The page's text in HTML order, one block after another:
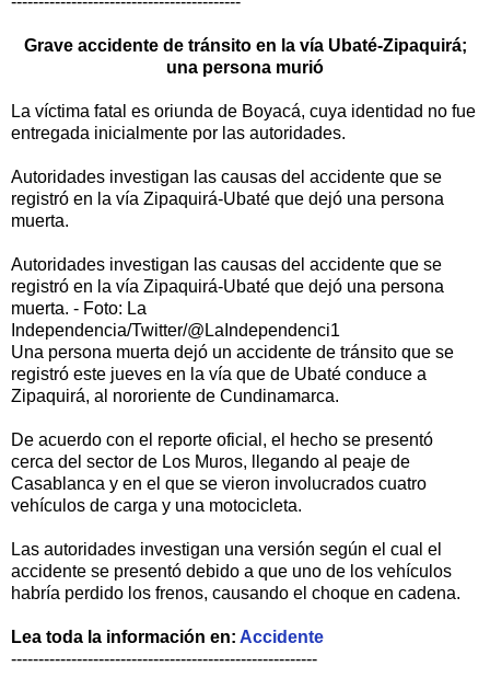
Grave accidente de tránsito en la vía Ubaté-Zipaquirá;
una persona murió
La víctima fatal es oriunda de Boyacá, cuya identidad no fue
entregada inicialmente por las autoridades.
Autoridades investigan las causas del accidente que se
registró en la vía Zipaquirá-Ubaté que dejó una persona
muerta.
Autoridades investigan las causas del accidente que se
registró en la vía Zipaquirá-Ubaté que dejó una persona
muerta. - Foto: La
Independencia/Twitter/@LaIndependenci1
Una persona muerta dejó un accidente de tránsito que se
registró este jueves en la vía que de Ubaté conduce a
Zipaquirá, al nororiente de Cundinamarca.
De acuerdo con el reporte oficial, el hecho se presentó
cerca del sector de Los Muros, llegando al peaje de
Casablanca y en el que se vieron involucrados cuatro
vehículos de carga y una motocicleta.
Las autoridades investigan una versión según el cual el
accidente se presentó debido a que uno de los vehículos
habría perdido los frenos, causando el choque en cadena.
Lea toda la información en: Accidente
--------------------------------------------------------